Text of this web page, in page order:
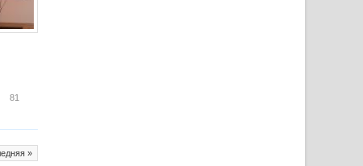
особенностях высшего образования в Поднебесной
81
»